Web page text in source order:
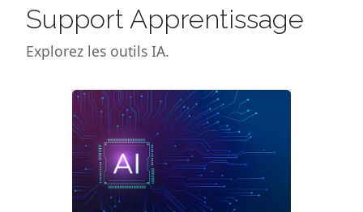
Support Apprentissage
Explorez les outils IA.